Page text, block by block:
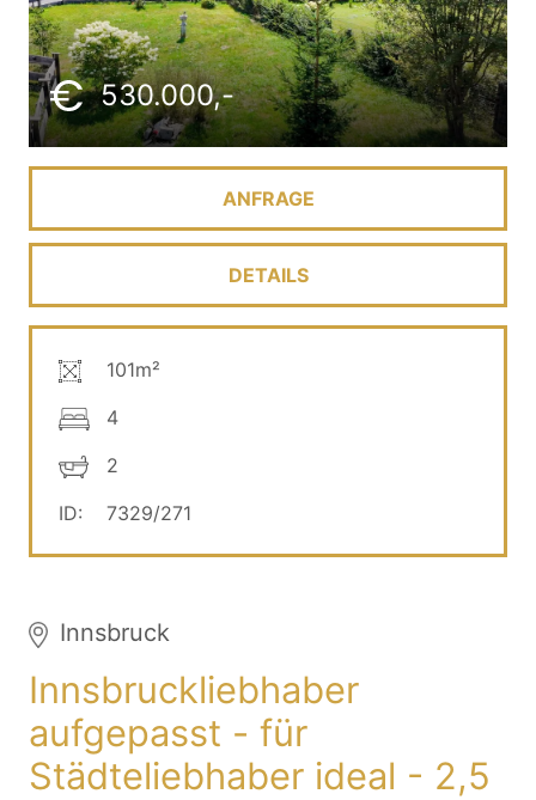
530.000,-
ANFRAGE
DETAILS
101m²
4
2
ID:
7329/271
Innsbruck
Innsbruckliebhaber
aufgepasst - für
Städteliebhaber ideal - 2,5